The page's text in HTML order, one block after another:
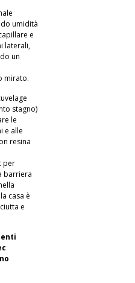
umidità
e
laterali,
un
mirato.
stagno)
le
e alle
resina
per
barriera
casa è
e